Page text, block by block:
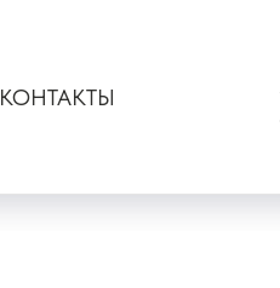
КОНТАКТЫ